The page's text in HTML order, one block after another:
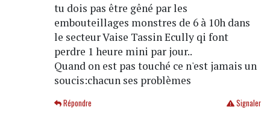
tu dois pas être gêné par les
embouteillages monstres de 6 à 10h dans
le secteur Vaise Tassin Ecully qi font
perdre 1 heure mini par jour..
Quand on est pas touché ce n'est jamais un
soucis:chacun ses problèmes
Signaler
Répondre